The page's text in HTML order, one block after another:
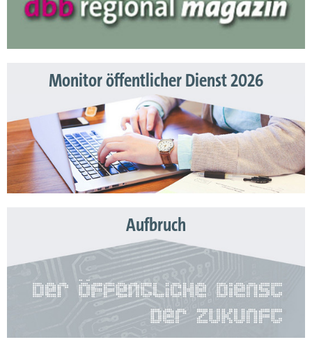
Monitor öffentlicher Dienst 2026
Aufbruch